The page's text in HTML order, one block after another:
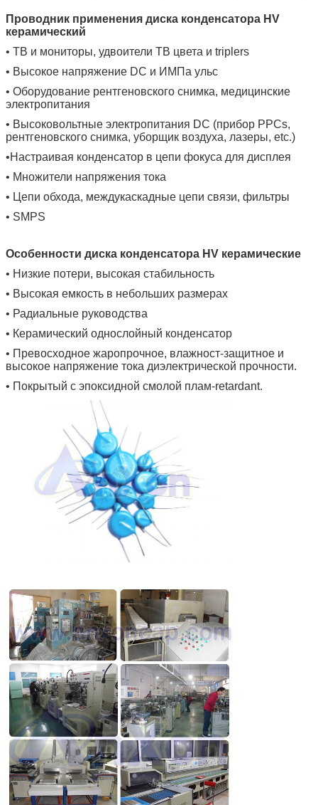
Проводник применения диска конденсатора HV
керамический
• ТВ и мониторы, удвоители ТВ цвета и triplers
• Высокое напряжение DC и ИМПа ульс
• Оборудование рентгеновского снимка, медицинские
электропитания
• Высоковольтные электропитания DC (прибор PPCs,
рентгеновского снимка, уборщик воздуха, лазеры, etc.)
•Настраивая конденсатор в цепи фокуса для дисплея
• Множители напряжения тока
• Цепи обхода, междукаскадные цепи связи, фильтры
• SMPS
Особенности диска конденсатора HV керамические
• Низкие потери, высокая стабильность
• Высокая емкость в небольших размерах
• Радиальные руководства
• Керамический однослойный конденсатор
• Превосходное жаропрочное, влажност-защитное и
высокое напряжение тока диэлектрической прочности.
• Покрытый с эпоксидной смолой плам-retardant.